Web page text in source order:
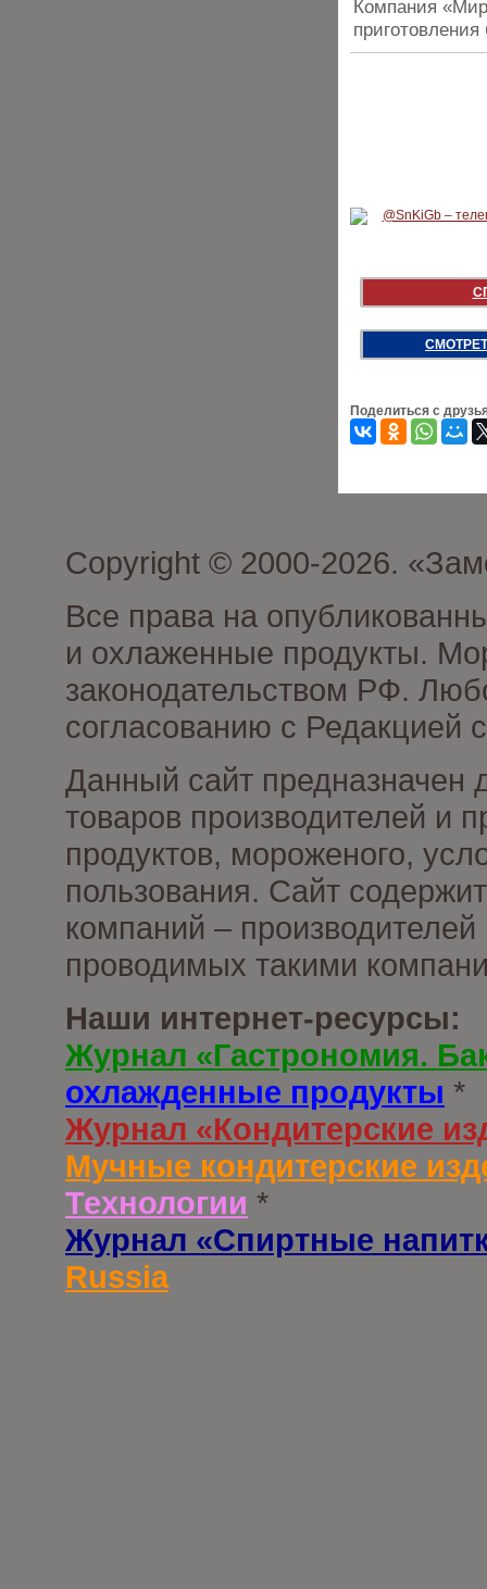
Компания
Поделиться с
Copyright © 2000-2026.
Все права на
и охлаженные продукты.
законодательством РФ.
согласованию с Редакцией
Данный сайт предназначен
товаров производителей и
продуктов, мороженого,
пользования. Сайт
компаний –
проводимых такими
Наши интернет-ресурсы:
Журнал «Гастрономия.
охлажденные продукты *
Журнал «Кондитерские
Мучные кондитерские
Технологии *
Журнал «Спиртные
Russia